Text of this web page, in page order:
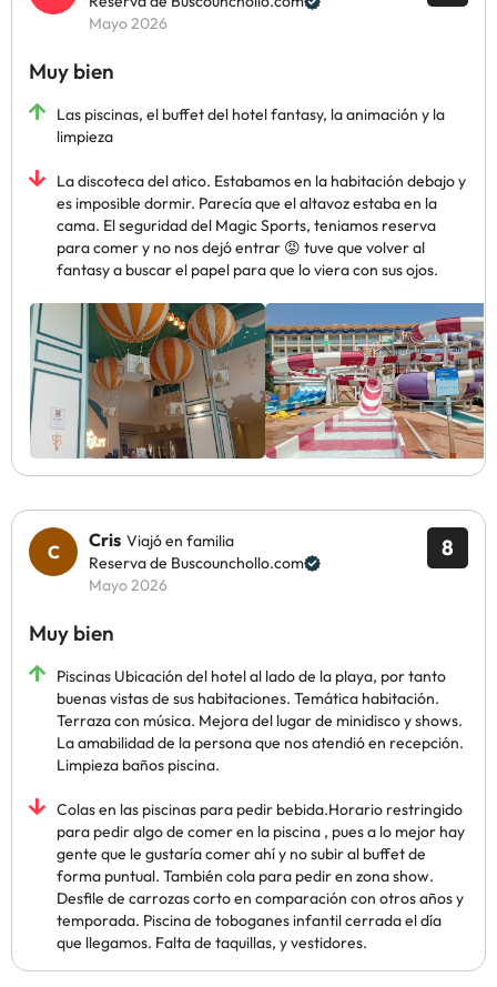
Mayo 2026
Muy bien
Las piscinas, el buffet del hotel fantasy, la animación y la
limpieza
La discoteca del atico. Estabamos en la habitación debajo y
es imposible dormir. Parecía que el altavoz estaba en la
cama. El seguridad del Magic Sports, teniamos reserva
para comer y no nos dejó entrar 😡 tuve que volver al
fantasy a buscar el papel para que lo viera con sus ojos.
8
Cris Viajó en familia
Reserva de Buscounchollo.com
Mayo 2026
Muy bien
Piscinas Ubicación del hotel al lado de la playa, por tanto
buenas vistas de sus habitaciones. Temática habitación.
Terraza con música. Mejora del lugar de minidisco y shows.
La amabilidad de la persona que nos atendió en recepción.
Limpieza baños piscina.
Colas en las piscinas para pedir bebida.Horario restringido
para pedir algo de comer en la piscina , pues a lo mejor hay
gente que le gustaría comer ahí y no subir al buffet de
forma puntual. También cola para pedir en zona show.
Desfile de carrozas corto en comparación con otros años y
temporada. Piscina de toboganes infantil cerrada el día
que llegamos. Falta de taquillas, y vestidores.